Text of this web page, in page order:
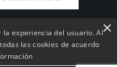
drets reservats | Web
×
experiencia del usuario. Al
las cookies de acuerdo